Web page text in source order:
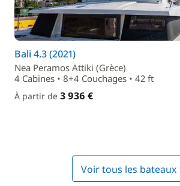
Bali 4.3 (2021)
Nea Peramos Attiki (Grèce)
4 Cabines • 8+4 Couchages • 42 ft
À partir de 3 936 €
Voir tous les bateaux